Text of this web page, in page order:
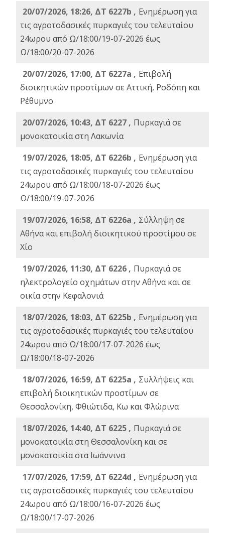
20/07/2026, 18:26, ΔΤ 6227b , Ενημέρωση για
τις αγροτοδασικές πυρκαγιές του τελευταίου
24ωρου από Ω/18:00/19-07-2026 έως
Ω/18:00/20-07-2026
20/07/2026, 17:00, ΔΤ 6227a , Επιβολή
διοικητικών προστίμων σε Αττική, Ροδόπη και
Ρέθυμνο
20/07/2026, 10:43, ΔΤ 6227 , Πυρκαγιά σε
μονοκατοικία στη Λακωνία
19/07/2026, 18:05, ΔΤ 6226b , Ενημέρωση για
τις αγροτοδασικές πυρκαγιές του τελευταίου
24ωρου από Ω/18:00/18-07-2026 έως
Ω/18:00/19-07-2026
19/07/2026, 16:58, ΔΤ 6226a , Σύλληψη σε
Αθήνα και επιβολή διοικητικού προστίμου σε
Χίο
19/07/2026, 11:30, ΔΤ 6226 , Πυρκαγιά σε
ηλεκτρολογείο οχημάτων στην Αθήνα και σε
οικία στην Κεφαλονιά
18/07/2026, 18:03, ΔΤ 6225b , Ενημέρωση για
τις αγροτοδασικές πυρκαγιές του τελευταίου
24ωρου από Ω/18:00/17-07-2026 έως
Ω/18:00/18-07-2026
18/07/2026, 16:59, ΔT 6225a , Συλλήψεις και
επιβολή διοικητικών προστίμων σε
Θεσσαλονίκη, Φθιώτιδα, Κω και Φλώρινα
18/07/2026, 14:40, ΔΤ 6225 , Πυρκαγιά σε
μονοκατοικία στη Θεσσαλονίκη και σε
μονοκατοικία στα Ιωάννινα
17/07/2026, 17:59, ΔΤ 6224d , Ενημέρωση για
τις αγροτοδασικές πυρκαγιές του τελευταίου
24ωρου από Ω/18:00/16-07-2026 έως
Ω/18:00/17-07-2026